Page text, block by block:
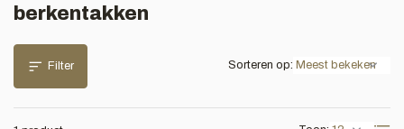
berkentakken
Filter Sorteren op: